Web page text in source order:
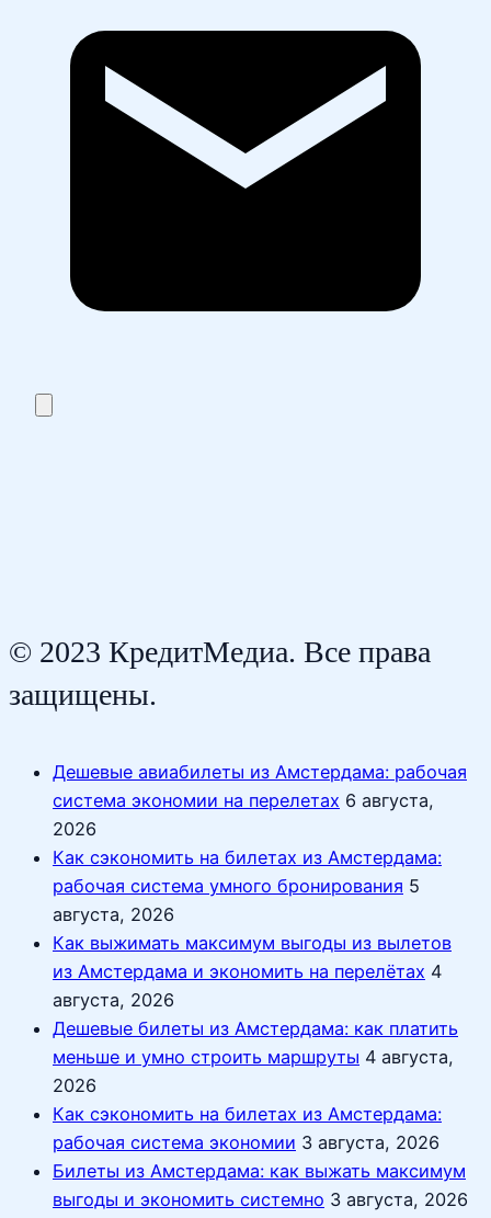
© 2023 КредитМедиа. Все права
защищены.
Дешевые авиабилеты из Амстердама: рабочая
система экономии на перелетах 6 августа,
2026
Как сэкономить на билетах из Амстердама:
рабочая система умного бронирования 5
августа, 2026
Как выжимать максимум выгоды из вылетов
из Амстердама и экономить на перелётах 4
августа, 2026
Дешевые билеты из Амстердама: как платить
меньше и умно строить маршруты 4 августа,
2026
Как сэкономить на билетах из Амстердама:
рабочая система экономии 3 августа, 2026
Билеты из Амстердама: как выжать максимум
выгоды и экономить системно 3 августа, 2026